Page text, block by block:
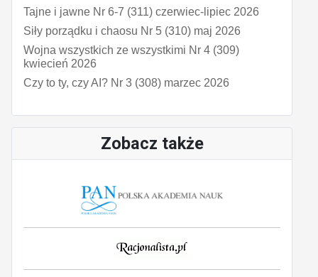
Tajne i jawne Nr 6-7 (311) czerwiec-lipiec 2026
Siły porządku i chaosu Nr 5 (310) maj 2026
Wojna wszystkich ze wszystkimi Nr 4 (309)
kwiecień 2026
Czy to ty, czy AI? Nr 3 (308) marzec 2026
Zobacz także